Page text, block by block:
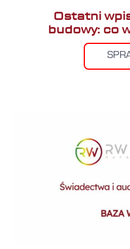
Ostatni
budowy: co